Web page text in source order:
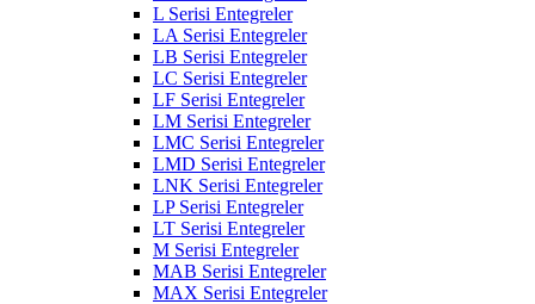
L Serisi Entegreler
LA Serisi Entegreler
LB Serisi Entegreler
LC Serisi Entegreler
LF Serisi Entegreler
LM Serisi Entegreler
LMC Serisi Entegreler
LMD Serisi Entegreler
LNK Serisi Entegreler
LP Serisi Entegreler
LT Serisi Entegreler
M Serisi Entegreler
MAB Serisi Entegreler
MAX Serisi Entegreler